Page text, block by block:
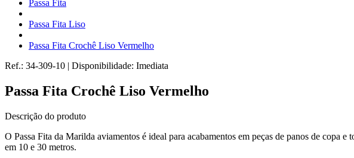
Passa Fita
Passa Fita Liso
Passa Fita Crochê Liso Vermelho
Ref.: 34-309-10 | Disponibilidade: Imediata
Passa Fita Crochê Liso Vermelho
Descrição do produto
O Passa Fita da Marilda aviamentos é ideal para acabamentos em peças de panos de
em 10 e 30 metros.